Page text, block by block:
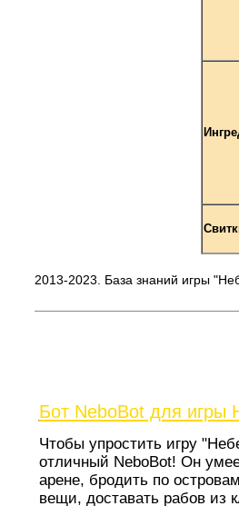
2013-2023. База знаний игры
Бот NeboBot для игры
Чтобы упростить игру
отличный NeboBot! Он
арене, бродить по
вещи, доставать рабов из